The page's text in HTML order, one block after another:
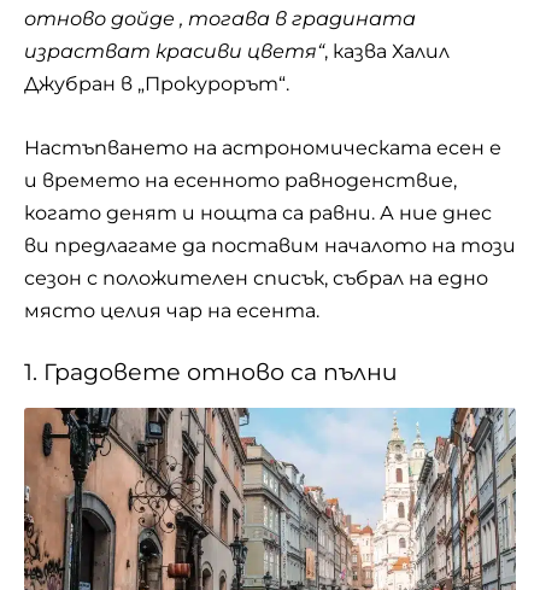
отново дойде , тогава в градината
израстват красиви цветя“, казва Халил
Джубран в „Прокурорът“.
Настъпването на астрономическата есен е
и времето на есенното равноденствие,
когато денят и нощта са равни. А ние днес
ви предлагаме да поставим началото на този
сезон с положителен списък, събрал на едно
място целия чар на есента.
1. Градовете отново са пълни